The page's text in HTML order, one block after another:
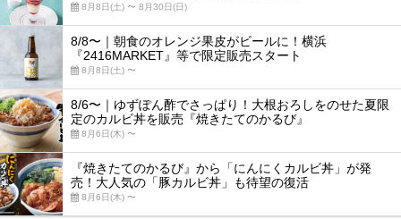
8月8日(土) 〜 8月30日(日)
8/8〜｜朝食のオレンジ果皮がビールに！横浜
『2416MARKET』等で限定販売スタート
8月8日(土) 〜
8/6〜｜ゆずぽん酢でさっぱり！大根おろしをのせた夏限
定のカルビ丼を販売『焼きたてのかるび』
8月6日(木) 〜
『焼きたてのかるび』から「にんにくカルビ丼」が発
売！大人気の「豚カルビ丼」も待望の復活
8月6日(木) 〜